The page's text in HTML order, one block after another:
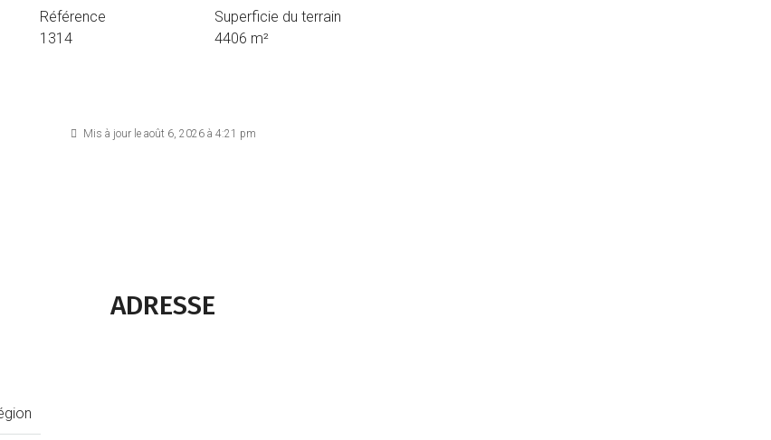
Référence
1314
Superficie du terrain
4406 m²
Mis à jour le août 6, 2026 à 4:21 pm
ADRESSE